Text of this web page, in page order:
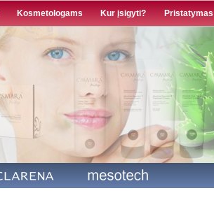
Kosmetologams Kur įsigyti? Pristatymas